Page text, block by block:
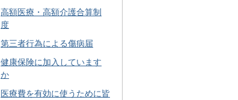
高額医療・高額介護合算制
度
第三者行為による傷病届
健康保険に加入しています
か
医療費を有効に使うために皆